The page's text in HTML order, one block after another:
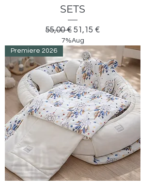
SETS
Standardpreis
55,00 € Sale-Preis
51,15 €
7%Aug
Premiere 2026